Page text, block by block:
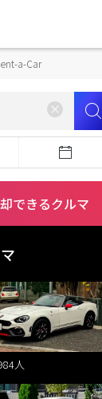
a-Car
できるクルマ
人